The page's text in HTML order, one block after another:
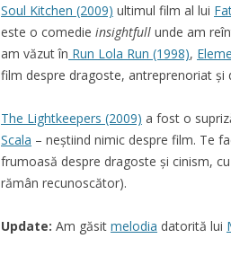
Soul Kitchen (2009) ultimul film al lui
este o comedie insightfull unde am
am văzut în Run Lola Run (1998),
film despre dragoste, antreprenoriat și
The Lightkeepers (2009) a fost o
Scala – neștiind nimic despre film. Te
frumoasă despre dragoste și cinism,
rămân recunoscător).
Update: Am găsit melodia datorită lui